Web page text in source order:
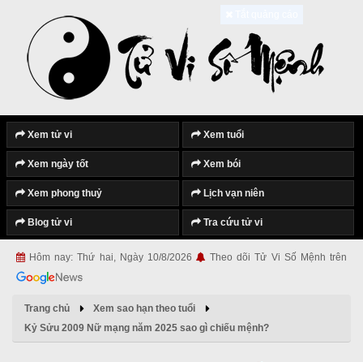
Xem tử vi Xem tuổi
Xem ngày tốt Xem bói
Xem phong thuỷ Lịch vạn niên
Blog tử vi Tra cứu tử vi
Hôm nay: Thứ hai, Ngày 10/8/2026 Theo dõi Tử Vi Số Mệnh trên
Trang chủ
Xem sao hạn theo tuổi
Kỷ Sửu 2009 Nữ mạng năm 2025 sao gì chiếu mệnh?